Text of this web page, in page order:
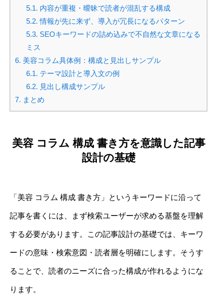
5.1. 内容が重複・曖昧で読者が混乱する構成
5.2. 情報が先に来ず、導入が冗長になるパターン
5.3. SEOキーワードの詰め込みで不自然な文章になる
ミス
6. 美容コラム具体例：構成と見出しサンプル
6.1. テーマ設計と導入文の例
6.2. 見出し構成サンプル
7. まとめ
美容 コラム 構成 書き方を意識した記事
設計の基礎
「美容 コラム 構成 書き方」というキーワードに沿って
記事を書くには、まず検索ユーザーが求める基盤を理解
する必要があります。この記事設計の基礎では、キーワ
ードの意味・検索意図・読者層を明確にします。そうす
ることで、読者のニーズに合った構成が作れるようにな
ります。